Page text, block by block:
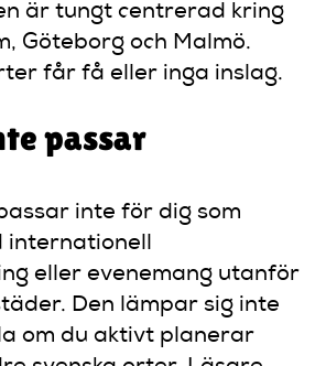
är tungt centrerad kring
Göteborg och Malmö.
får få eller inga inslag.
passar
inte för dig som
internationell
eller evenemang utanför
Den lämpar sig inte
om du aktivt planerar